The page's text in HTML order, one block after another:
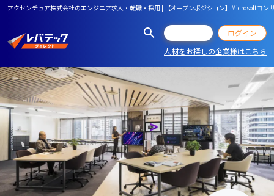
アクセンチュア株式会社のエンジニア求人・転職・採用 | 【オープンポジション】Microsoftコ
ログイン
人材をお探しの企業様はこちら